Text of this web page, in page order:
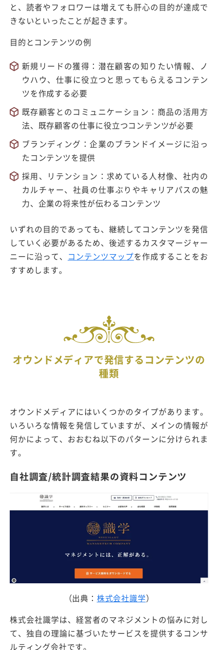
と、読者やフォロワーは増えても肝心の目的が達成で
きないといったことが起きます。
目的とコンテンツの例
新規リードの獲得：潜在顧客の知りたい情報、ノ
ウハウ、仕事に役立つと思ってもらえるコンテン
ツを作成する必要
既存顧客とのコミュニケーション：商品の活用方
法、既存顧客の仕事に役立つコンテンツが必要
ブランディング：企業のブランドイメージに沿っ
たコンテンツを提供
採用、リテンション：求めている人材像、社内の
カルチャー、社員の仕事ぶりやキャリアパスの魅
力、企業の将来性が伝わるコンテンツ
いずれの目的であっても、継続してコンテンツを発信
していく必要があるため、後述するカスタマージャー
ニーに沿って、 コンテンツマップを作成することをお
すすめします。
オウンドメディアで発信するコンテンツの
種類
オウンドメディアにはいくつかのタイプがあります。
いろいろな情報を発信していますが、メインの情報が
何かによって、おおむね以下のパターンに分けられま
す。
自社調査/統計調査結果の資料コンテンツ
（出典： 株式会社識学）
株式会社識学は、経営者のマネジメントの悩みに対し
て、独自の理論に基づいたサービスを提供するコンサ
ルティング会社です。